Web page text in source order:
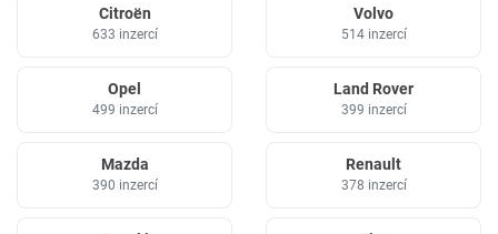
Citroën
633 inzercí
Volvo
514 inzercí
Opel
499 inzercí
Land Rover
399 inzercí
Mazda
390 inzercí
Renault
378 inzercí